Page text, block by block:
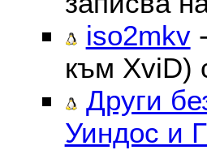
iso2mkv-
към XviD)
Други
Уиндос и